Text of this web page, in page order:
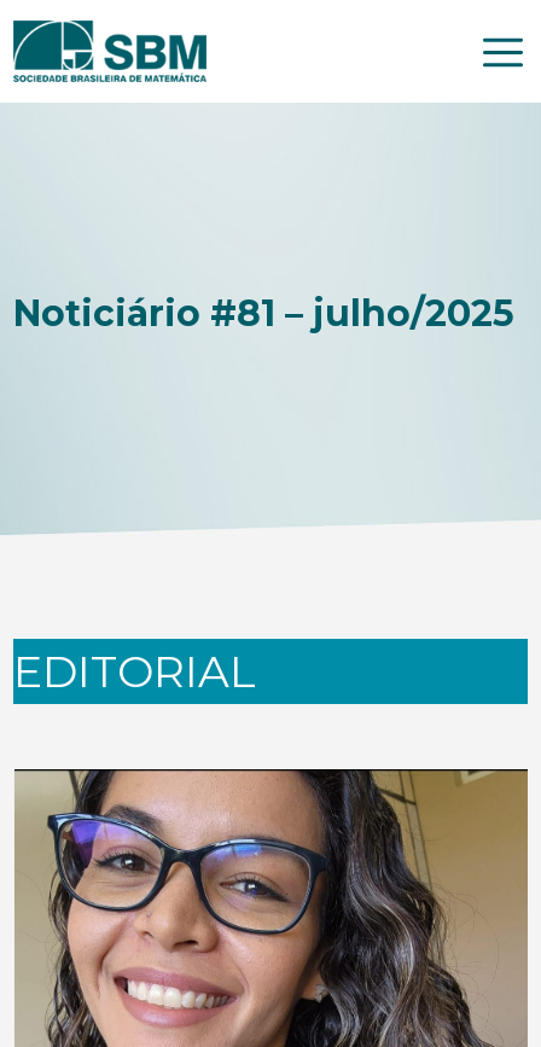
Pular
para
Noticiário #81 – julho/2025
EDITORIAL